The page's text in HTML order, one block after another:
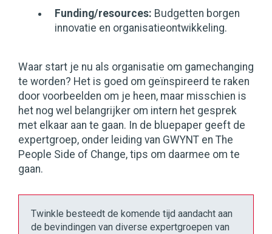
Funding/resources: Budgetten borgen
innovatie en organisatieontwikkeling.
Waar start je nu als organisatie om gamechanging
te worden? Het is goed om geïnspireerd te raken
door voorbeelden om je heen, maar misschien is
het nog wel belangrijker om intern het gesprek
met elkaar aan te gaan. In de bluepaper geeft de
expertgroep, onder leiding van GWYNT en The
People Side of Change, tips om daarmee om te
gaan.
Twinkle besteedt de komende tijd aandacht aan
de bevindingen van diverse expertgroepen van